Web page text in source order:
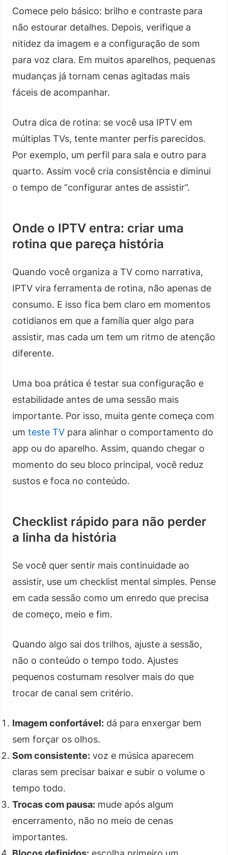
Comece pelo básico: brilho e contraste para
não estourar detalhes. Depois, verifique a
nitidez da imagem e a configuração de som
para voz clara. Em muitos aparelhos, pequenas
mudanças já tornam cenas agitadas mais
fáceis de acompanhar.
Outra dica de rotina: se você usa IPTV em
múltiplas TVs, tente manter perfis parecidos.
Por exemplo, um perfil para sala e outro para
quarto. Assim você cria consistência e diminui
o tempo de “configurar antes de assistir”.
Onde o IPTV entra: criar uma
rotina que pareça história
Quando você organiza a TV como narrativa,
IPTV vira ferramenta de rotina, não apenas de
consumo. E isso fica bem claro em momentos
cotidianos em que a família quer algo para
assistir, mas cada um tem um ritmo de atenção
diferente.
Uma boa prática é testar sua configuração e
estabilidade antes de uma sessão mais
importante. Por isso, muita gente começa com
um teste TV para alinhar o comportamento do
app ou do aparelho. Assim, quando chegar o
momento do seu bloco principal, você reduz
sustos e foca no conteúdo.
Checklist rápido para não perder
a linha da história
Se você quer sentir mais continuidade ao
assistir, use um checklist mental simples. Pense
em cada sessão como um enredo que precisa
de começo, meio e fim.
Quando algo sai dos trilhos, ajuste a sessão,
não o conteúdo o tempo todo. Ajustes
pequenos costumam resolver mais do que
trocar de canal sem critério.
Imagem confortável: dá para enxergar bem
sem forçar os olhos.
Som consistente: voz e música aparecem
claras sem precisar baixar e subir o volume o
tempo todo.
Trocas com pausa: mude após algum
encerramento, não no meio de cenas
importantes.